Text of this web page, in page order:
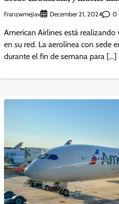
Franzwmejiav December 21, 2024 0
American Airlines está
en su red. La aerolínea con sede
durante el fin de semana para […]